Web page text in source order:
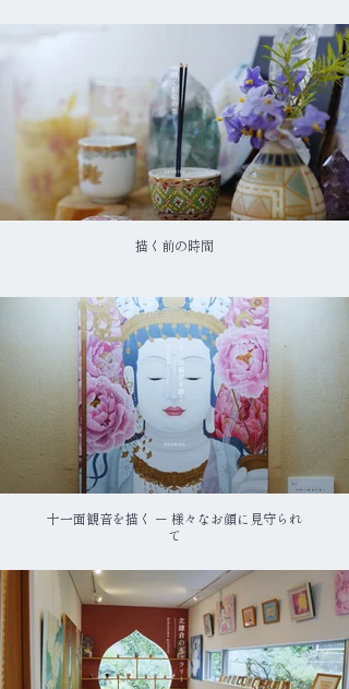
描く前の時間
十一面観音を描く ー 様々なお顔に見守られ
て